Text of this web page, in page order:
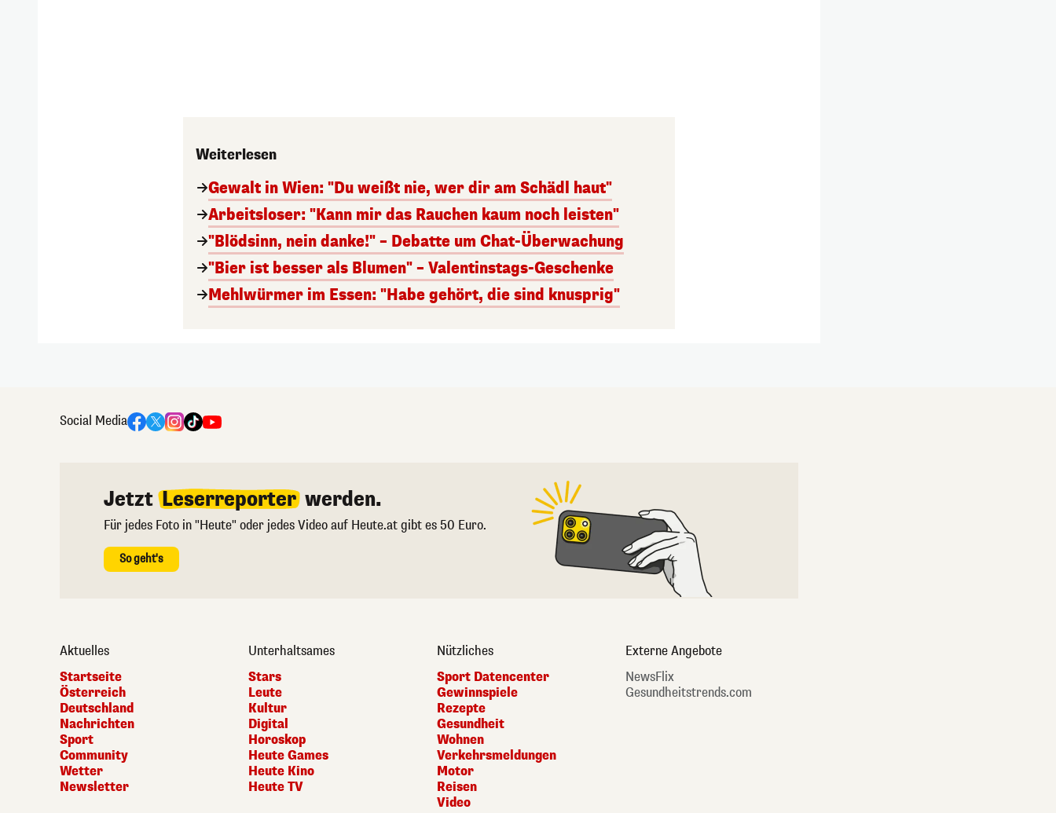
Weiterlesen
Gewalt in Wien: "Du weißt nie, wer dir am Schädl haut"
Arbeitsloser: "Kann mir das Rauchen kaum noch leisten"
"Blödsinn, nein danke!" – Debatte um Chat-Überwachung
"Bier ist besser als Blumen" – Valentinstags-Geschenke
Mehlwürmer im Essen: "Habe gehört, die sind knusprig"
Social Media
Jetzt Leserreporter werden.
Für jedes Foto in "Heute" oder jedes Video auf Heute.at gibt es 50 Euro.
So geht's
Aktuelles
Startseite
Österreich
Deutschland
Nachrichten
Sport
Community
Wetter
Newsletter
Unterhaltsames
Stars
Leute
Kultur
Digital
Horoskop
Heute Games
Heute Kino
Heute TV
Nützliches
Sport Datencenter
Gewinnspiele
Rezepte
Gesundheit
Wohnen
Verkehrsmeldungen
Motor
Reisen
Video
Externe Angebote
NewsFlix
Gesundheitstrends.com